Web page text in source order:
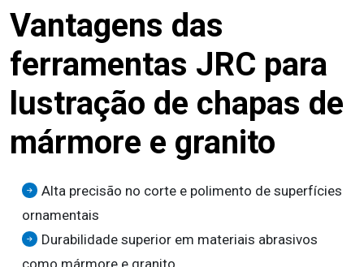
Vantagens das
ferramentas JRC para
lustração de chapas de
mármore e granito
Alta precisão no corte e polimento de superfícies
ornamentais
Durabilidade superior em materiais abrasivos
como mármore e granito